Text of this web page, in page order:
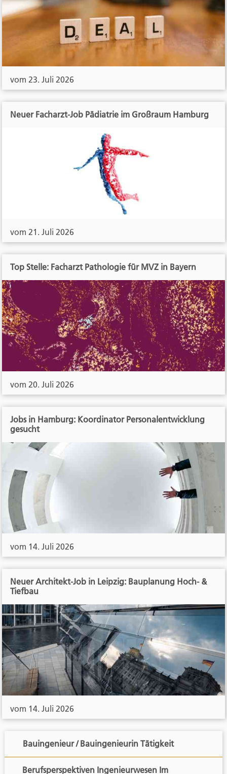
vom 23. Juli 2026
Neuer Facharzt-Job Pädiatrie im Großraum Hamburg
vom 21. Juli 2026
Top Stelle: Facharzt Pathologie für MVZ in Bayern
vom 20. Juli 2026
Jobs in Hamburg: Koordinator Personalentwicklung
gesucht
vom 14. Juli 2026
Neuer Architekt-Job in Leipzig: Bauplanung Hoch- &
Tiefbau
vom 14. Juli 2026
Bauingenieur / Bauingenieurin Tätigkeit
Berufsperspektiven Ingenieurwesen Im